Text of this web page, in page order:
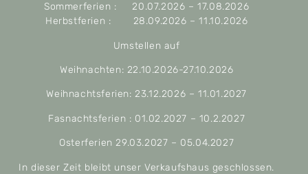
Sommerferien : 20.07.2026 – 17.08.2026
Herbstferien : 28.09.2026 – 11.10.2026
Umstellen auf
Weihnachten: 22.10.2026-27.10.2026
Weihnachtsferien: 23.12.2026 – 11.01.2027
Fasnachtsferien : 01.02.2027 – 10.2.2027
Osterferien 29.03.2027 – 05.04.2027
In dieser Zeit bleibt unser Verkaufshaus geschlossen.